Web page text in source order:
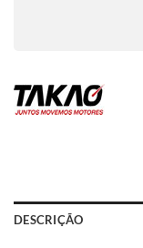
DESCRIÇÃO